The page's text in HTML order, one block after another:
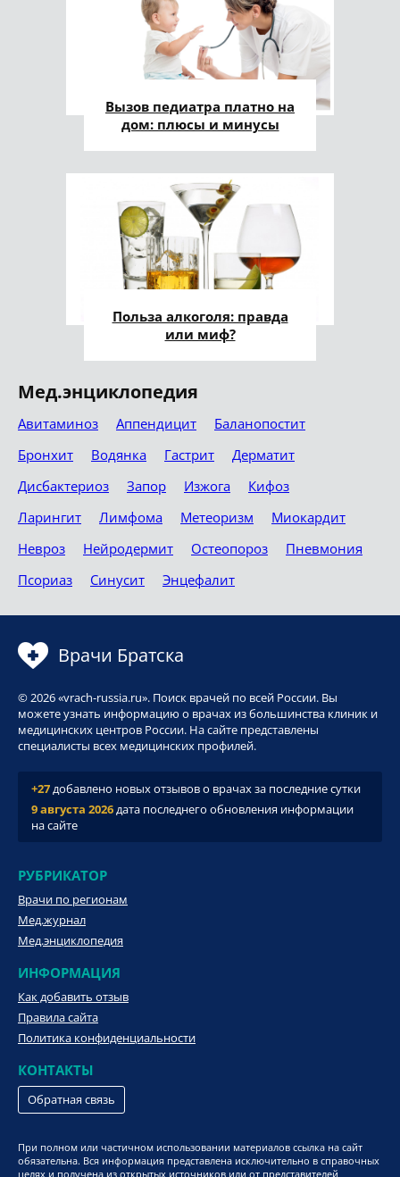
Вызов педиатра платно на
дом: плюсы и минусы
Польза алкоголя: правда
или миф?
Мед.энциклопедия
Авитаминоз Аппендицит
Баланопостит
Бронхит
Водянка Гастрит
Дерматит
Дисбактериоз
Запор Изжога
Кифоз
Ларингит
Лимфома Метеоризм
Миокардит
Невроз
Нейродермит Остеопороз
Пневмония
Псориаз
Синусит Энцефалит
Врачи Братска
© 2026 «vrach-russia.ru». Поиск врачей по всей России. Вы
можете узнать информацию о врачах из большинства клиник и
медицинских центров России. На сайте представлены
специалисты всех медицинских профилей.
+27добавлено новых отзывов о врачах за последние сутки
9 августа 2026дата последнего обновления информации
на сайте
РУБРИКАТОР
Врачи по регионам
Мед.журнал
Мед.энциклопедия
ИНФОРМАЦИЯ
Как добавить отзыв
Правила сайта
Политика конфиденциальности
КОНТАКТЫ
Обратная связь
При полном или частичном использовании материалов ссылка на сайт
обязательна. Вся информация представлена исключительно в справочных
целях и получена из открытых источников или от представителей